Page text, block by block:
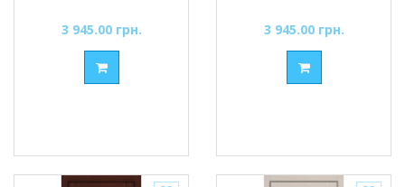
3 945.00 грн.
3 945.00 грн.